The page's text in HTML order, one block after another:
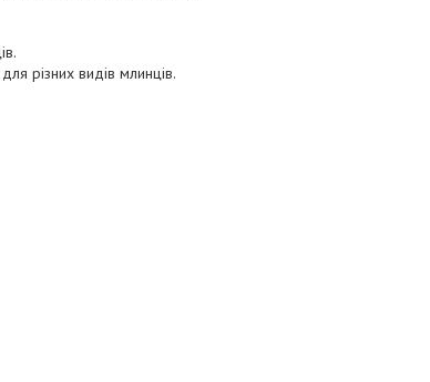
різних видів млинців.